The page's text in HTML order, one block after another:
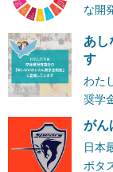
な開
あし
す
わた
奨学
がん
日本
ボタ